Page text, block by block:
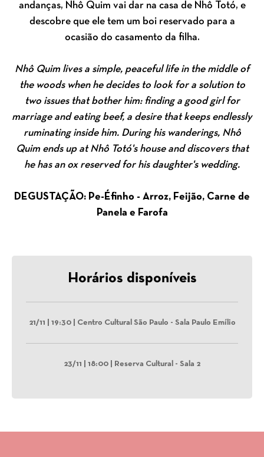
andanças, Nhô Quim vai dar na casa de Nhô Totó, e
descobre que ele tem um boi reservado para a
ocasião do casamento da filha.
Nhô Quim lives a simple, peaceful life in the middle of
the woods when he decides to look for a solution to
two issues that bother him: finding a good girl for
marriage and eating beef, a desire that keeps endlessly
ruminating inside him. During his wanderings, Nhô
Quim ends up at Nhô Totó's house and discovers that
he has an ox reserved for his daughter's wedding.
DEGUSTAÇÃO: Pe-Éfinho - Arroz, Feijão, Carne de
Panela e Farofa
Horários disponíveis
21/11 | 19:30 | Centro Cultural São Paulo - Sala Paulo Emílio
23/11 | 18:00 | Reserva Cultural - Sala 2